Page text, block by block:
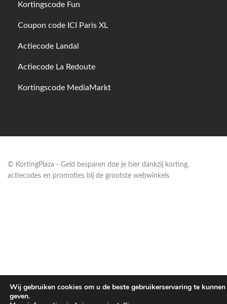
Kortingscode Fun
Coupon code ICI Paris XL
Actiecode Landal
Actiecode La Redoute
Kortingscode MediaMarkt
© KortingPlaza - Geld besparen doe je hier dankzij korting,
actiecodes en promoties bij de grootste webwinkels
Wij gebruiken cookies om u de beste gebruikerservaring te kunnen
geven.